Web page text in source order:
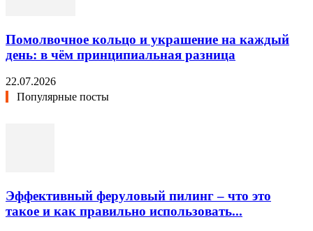
Помолвочное кольцо и украшение на каждый
день: в чём принципиальная разница
22.07.2026
Популярные посты
Эффективный феруловый пилинг – что это
такое и как правильно использовать...